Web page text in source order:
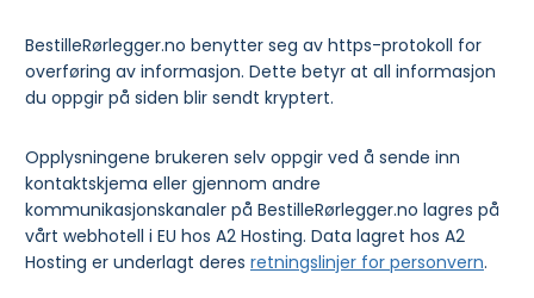
BestilleRørlegger.no benytter seg av https-protokoll for
overføring av informasjon. Dette betyr at all informasjon
du oppgir på siden blir sendt kryptert.
Opplysningene brukeren selv oppgir ved å sende inn
kontaktskjema eller gjennom andre
kommunikasjonskanaler på BestilleRørlegger.no lagres på
vårt webhotell i EU hos A2 Hosting. Data lagret hos A2
Hosting er underlagt deres retningslinjer for personvern.